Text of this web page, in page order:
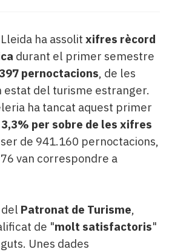
ha assolit xifres rècord
durant el primer semestre
pernoctacions, de les
estat del turisme estranger.
ha tancat aquest primer
3,3% per sobre de les xifres
ser de 941.160 pernoctacions,
van correspondre a
Patronat de Turisme,
de "molt satisfactoris"
Unes dades